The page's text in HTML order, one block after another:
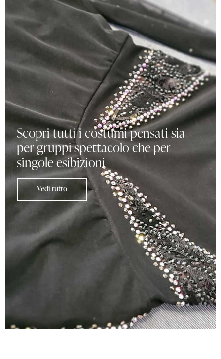
Scopri tutti i costumi pensati sia
per gruppi spettacolo che per
singole esibizioni
Vedi tutto